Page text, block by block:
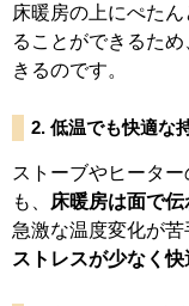
床暖房の上にぺた
ることができるた
きるのです。
2. 低温でも快適な
ストーブやヒータ
も、
床暖房は面で
急激な温度変化が苦
ストレスが少なく快